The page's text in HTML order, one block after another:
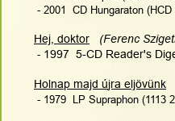
- 2001  CD Hungaraton
Hej, doktor
(Ferenc
- 1997  5-CD Reader's
Holnap majd újra eljövünk
- 1979  LP Supraphon (1113